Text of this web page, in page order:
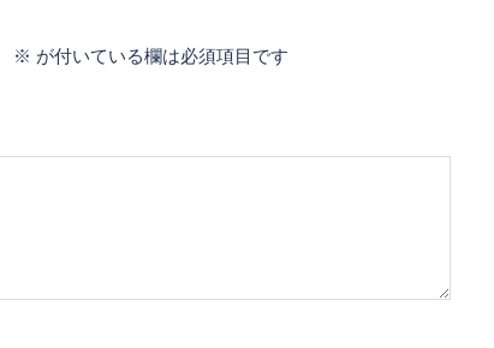
※ が付いている欄は必須項目です